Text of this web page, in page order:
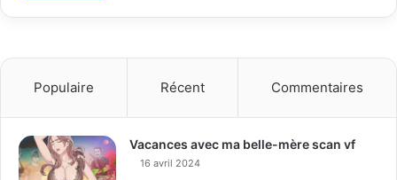
Populaire Récent Commentaires
Vacances avec ma belle-mère scan vf
16 avril 2024